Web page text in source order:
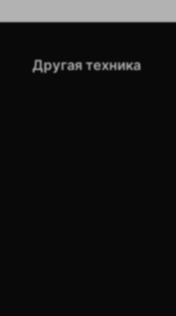
Другая техника